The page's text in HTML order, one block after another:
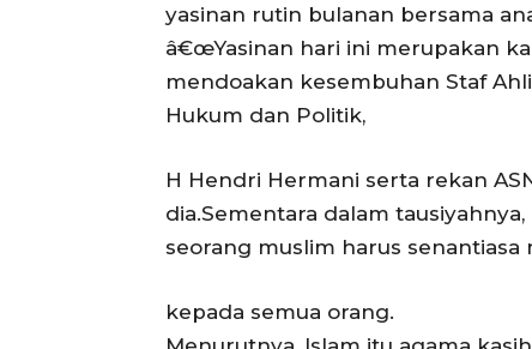
yasinan rutin bulanan bersama
â€œYasinan hari ini merupakan
mendoakan kesembuhan Staf
Hukum dan Politik,
H Hendri Hermani serta rekan
dia.Sementara dalam
seorang muslim harus senantiasa
kepada semua orang.